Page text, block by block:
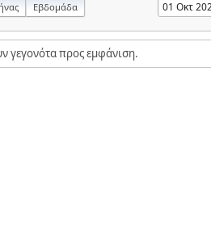
Εβδομάδα
γεγονότα προς εμφάνιση.